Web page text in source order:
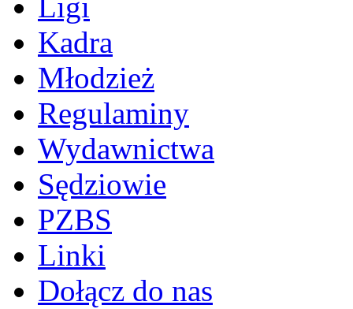
Ligi
Kadra
Młodzież
Regulaminy
Wydawnictwa
Sędziowie
PZBS
Linki
Dołącz do nas